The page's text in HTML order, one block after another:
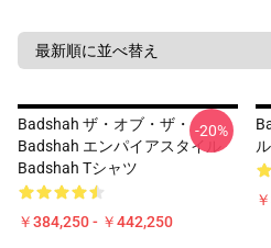
Badshah ザ・オブ・ザ・
Badshah エンパイアスタイル
Badshah Tシャツ
￥384,250 - ￥442,250
-20%